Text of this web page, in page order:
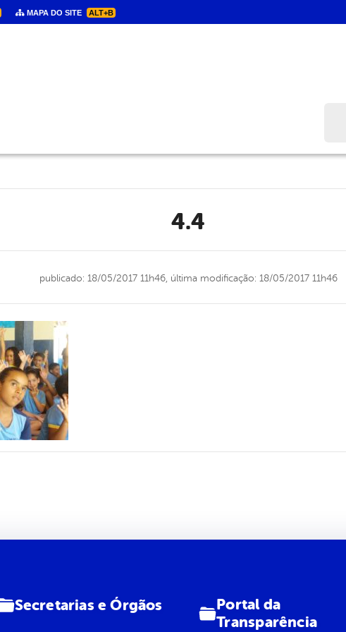
MAPA DO SITE ALT+B
4.4
publicado: 18/05/2017 11h46, última modificação: 18/05/2017 11h46
Secretarias e Órgãos
Portal da
Transparência